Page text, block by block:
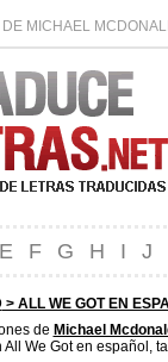
MICHAEL
E F G H I J
> ALL WE GOT EN
de Michael
We Got en español,